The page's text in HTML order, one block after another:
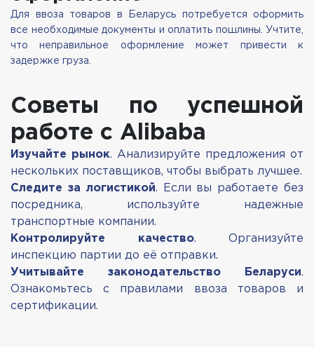
Для ввоза товаров в Беларусь потребуется оформить
все необходимые документы и оплатить пошлины. Учтите,
что неправильное оформление может привести к
задержке груза.
Советы по успешной
работе с Alibaba
Изучайте рынок. Анализируйте предложения от
нескольких поставщиков, чтобы выбрать лучшее.
Следите за логистикой. Если вы работаете без
посредника, используйте надежные
транспортные компании.
Контролируйте качество. Организуйте
инспекцию партии до её отправки.
Учитывайте законодательство Беларуси.
Ознакомьтесь с правилами ввоза товаров и
сертификации.